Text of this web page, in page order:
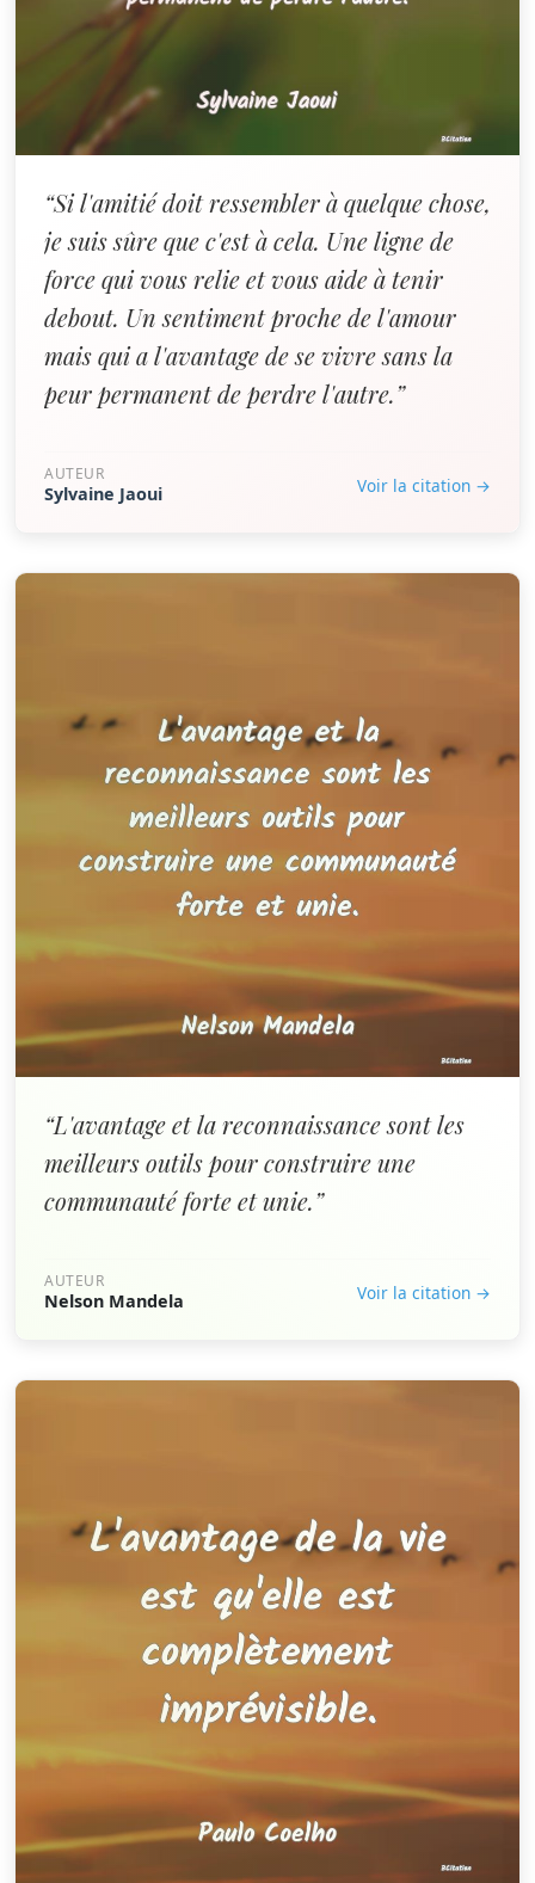
“Si l'amitié doit ressembler à quelque chose,
je suis sûre que c'est à cela. Une ligne de
force qui vous relie et vous aide à tenir
debout. Un sentiment proche de l'amour
mais qui a l'avantage de se vivre sans la
peur permanent de perdre l'autre.”
AUTEUR
Sylvaine Jaoui Voir la citation →
“L'avantage et la reconnaissance sont les
meilleurs outils pour construire une
communauté forte et unie.”
AUTEUR
Nelson Mandela Voir la citation →